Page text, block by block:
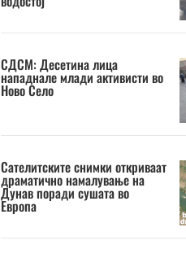
СДСМ: Десетина лица
нападнале млади активисти во
Ново Село
Сателитските снимки откриваат
драматично намалување на
Дунав поради сушата во
Европа